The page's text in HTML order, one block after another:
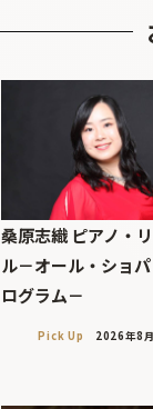
桑原志織 ピアノ・
ル－オール・ショ
ログラム－
Pick Up 2026年8